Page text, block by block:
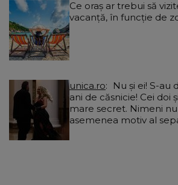
Ce oraș ar trebui să
vacanță, în funcție de
unica.ro
ani de căsnicie! Cei doi
mare secret. Nimeni
asemenea motiv al